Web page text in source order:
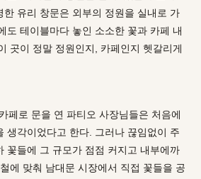
한 유리 창문은 외부의 정원을 실내로 가
도 테이블마다 놓인 소소한 꽃과 카페 내
곳이 정말 정원인지, 카페인지 헷갈리게
페로 문을 연 파티오 사장님들은 처음에
생각이었다고 한다. 그러나 끊임없이 주
꽃들에 그 규모가 점점 커지고 내부에까
에 맞춰 남대문 시장에서 직접 꽃들을 공